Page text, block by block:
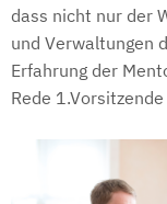
dass nicht nur der
und Verwaltungen
Erfahrung der
Rede